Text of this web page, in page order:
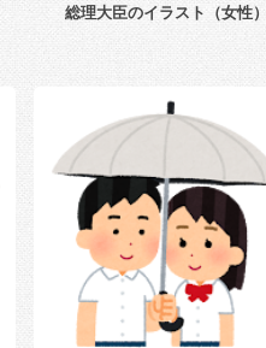
総理大臣のイラスト（女性）